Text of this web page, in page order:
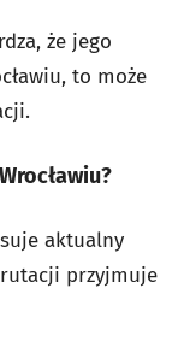
że jego
to może
aktualny
przyjmuje